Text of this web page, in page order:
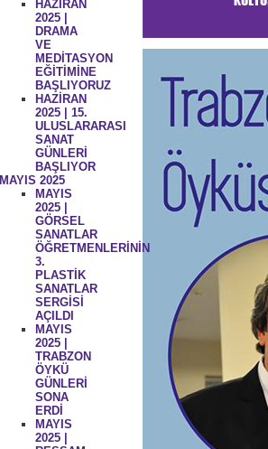
HAZİRAN
2025 |
DRAMA
VE
MEDİTASYON
EĞİTİMİNE
BAŞLIYORUZ
HAZİRAN
2025 | 15.
ULUSLARARASI
SANAT
GÜNLERİ
BAŞLIYOR
MAYIS 2025
MAYIS
2025 |
GÖRSEL
SANATLAR
ÖĞRETMENLERİNİN
3.
PLASTİK
SANATLAR
SERGİSİ
AÇILDI
MAYIS
2025 |
TRABZON
ÖYKÜ
GÜNLERİ
SONA
ERDİ
MAYIS
2025 |